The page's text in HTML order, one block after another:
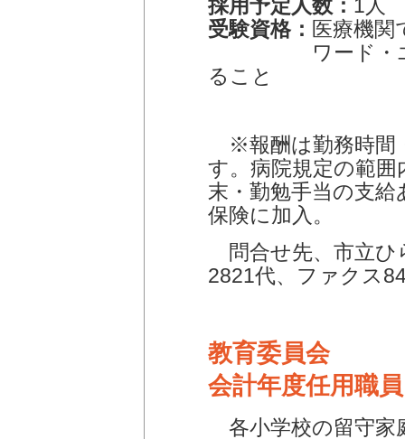
採用予定人数： 1人
受験資格： 医療機関
ワード・エク
ること
※報酬は勤務時間
す。病院規定の範
末・勤勉手当の支
保険に加入。
問合せ先、市立
2821代、ファクス
教育委員会
会計年度任用職
各小学校の留守家